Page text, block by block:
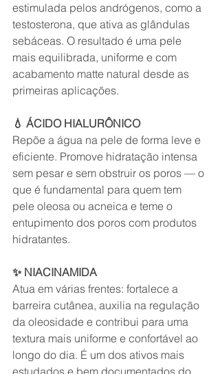
estimulada pelos andrógenos, como a
testosterona, que ativa as glândulas
sebáceas. O resultado é uma pele
mais equilibrada, uniforme e com
acabamento matte natural desde as
primeiras aplicações.
💧 ÁCIDO HIALURÔNICO
Repõe a água na pele de forma leve e
eficiente. Promove hidratação intensa
sem pesar e sem obstruir os poros — o
que é fundamental para quem tem
pele oleosa ou acneica e teme o
entupimento dos poros com produtos
hidratantes.
✨ NIACINAMIDA
Atua em várias frentes: fortalece a
barreira cutânea, auxilia na regulação
da oleosidade e contribui para uma
textura mais uniforme e confortável ao
longo do dia. É um dos ativos mais